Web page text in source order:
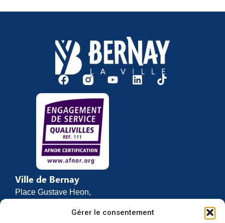
Gérer le consentement
Ville de Bernay
Place Gustave Heon,
27307 BERNAY